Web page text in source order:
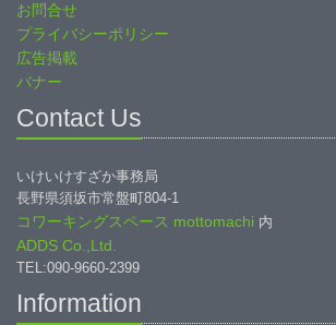
お問合せ
プライバシーポリシー
広告掲載
バナー
Contact Us
いけいけすざか事務局
長野県須坂市常盤町804-1
コワーキングスペース mottomachi 内
ADDS Co.,Ltd.
TEL:090-9660-2399
Information